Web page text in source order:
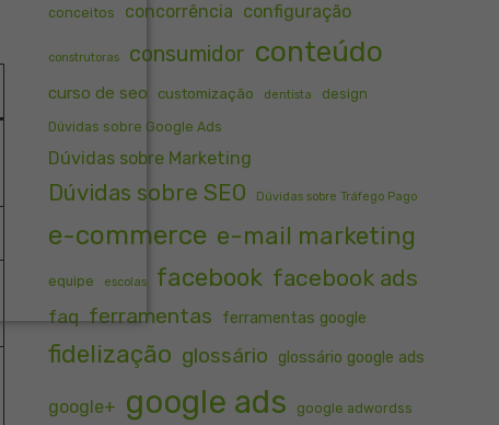
conceitos concorrência configuração
construtoras consumidor conteúdo
curso de seo customização dentista
design
Dúvidas sobre Google Ads
Dúvidas sobre Marketing
Dúvidas sobre SEO Dúvidas sobre Tráfego Pago
e-commerce e-mail marketing
equipe escolas facebook facebook ads
faq ferramentas ferramentas google
fidelização glossário glossário google ads
google+ google ads google adwordss